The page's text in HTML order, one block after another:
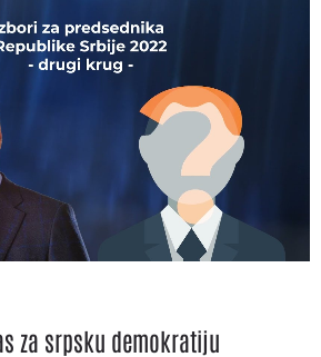
za srpsku demokratiju